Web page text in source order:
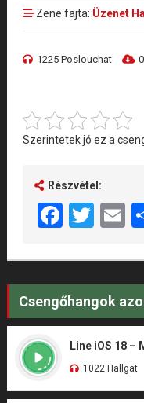
Zene fajta: Üzenet
1225 Poslouchat
Szerintetek jó ez a
Részvétel:
Csengőhangok
Line iOS 18 –
1022 Hallgat